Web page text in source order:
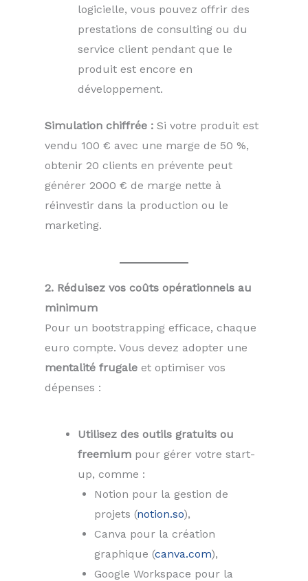
logicielle, vous pouvez offrir des
prestations de consulting ou du
service client pendant que le
produit est encore en
développement.
Simulation chiffrée : Si votre produit est
vendu 100 € avec une marge de 50 %,
obtenir 20 clients en prévente peut
générer 2000 € de marge nette à
réinvestir dans la production ou le
marketing.
2. Réduisez vos coûts opérationnels au
minimum
Pour un bootstrapping efficace, chaque
euro compte. Vous devez adopter une
mentalité frugale et optimiser vos
dépenses :
Utilisez des outils gratuits ou
freemium pour gérer votre start-
up, comme :
Notion pour la gestion de
projets (notion.so),
Canva pour la création
graphique (canva.com),
Google Workspace pour la